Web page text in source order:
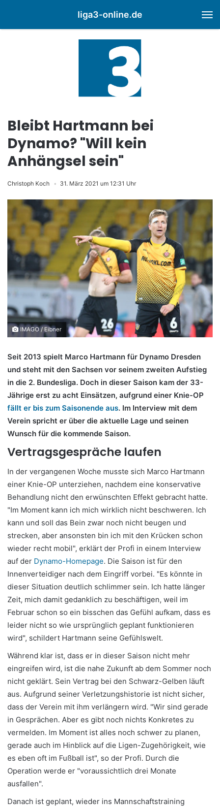
liga3-online.de
Bleibt Hartmann bei
Dynamo? "Will kein
Anhängsel sein"
Christoph Koch 31. März 2021 um 12:31 Uhr
IMAGO / Eibner
Seit 2013 spielt Marco Hartmann für Dynamo Dresden
und steht mit den Sachsen vor seinem zweiten Aufstieg
in die 2. Bundesliga. Doch in dieser Saison kam der 33-
Jährige erst zu acht Einsätzen, aufgrund einer Knie-OP
fällt er bis zum Saisonende aus. Im Interview mit dem
Verein spricht er über die aktuelle Lage und seinen
Wunsch für die kommende Saison.
Vertragsgespräche laufen
In der vergangenen Woche musste sich Marco Hartmann
einer Knie-OP unterziehen, nachdem eine konservative
Behandlung nicht den erwünschten Effekt gebracht hatte.
"Im Moment kann ich mich wirklich nicht beschweren. Ich
kann und soll das Bein zwar noch nicht beugen und
strecken, aber ansonsten bin ich mit den Krücken schon
wieder recht mobil", erklärt der Profi in einem Interview
auf der Dynamo-Homepage. Die Saison ist für den
Innenverteidiger nach dem Eingriff vorbei. "Es könnte in
dieser Situation deutlich schlimmer sein. Ich hatte länger
Zeit, mich damit gedanklich zu beschäftigen, weil im
Februar schon so ein bisschen das Gefühl aufkam, dass es
leider nicht so wie ursprünglich geplant funktionieren
wird", schildert Hartmann seine Gefühlswelt.
Während klar ist, dass er in dieser Saison nicht mehr
eingreifen wird, ist die nahe Zukunft ab dem Sommer noch
nicht geklärt. Sein Vertrag bei den Schwarz-Gelben läuft
aus. Aufgrund seiner Verletzungshistorie ist nicht sicher,
dass der Verein mit ihm verlängern wird. "Wir sind gerade
in Gesprächen. Aber es gibt noch nichts Konkretes zu
vermelden. Im Moment ist alles noch schwer zu planen,
gerade auch im Hinblick auf die Ligen-Zugehörigkeit, wie
es eben oft im Fußball ist", so der Profi. Durch die
Operation werde er "voraussichtlich drei Monate
ausfallen".
Danach ist geplant, wieder ins Mannschaftstraining